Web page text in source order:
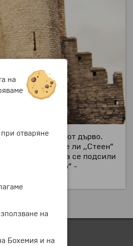
изцяло от дърво.
като че ли ,,Стеен”
на 19. век, за да се подсили
на ,,Ланге Вапер” -
на
отваряне
на
Бохемия и на